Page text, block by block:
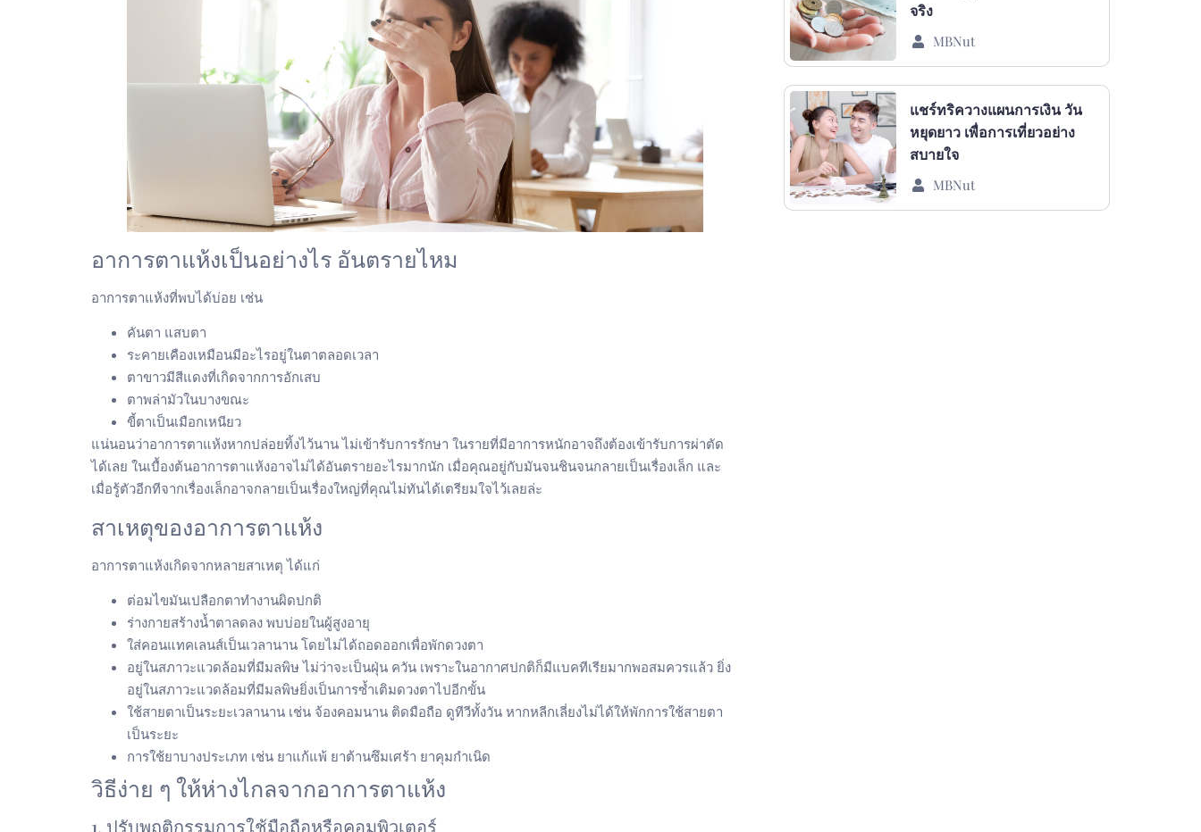
อาการตาแห้งเป็นอย่างไร อันตรายไหม
อาการตาแห้งที่พบได้บ่อย เช่น
คันตา แสบตา
ระคายเคืองเหมือนมีอะไรอยู่ในตาตลอดเวลา
ตาขาวมีสีแดงที่เกิดจากการอักเสบ
ตาพล่ามัวในบางขณะ
ขี้ตาเป็นเมือกเหนียว
แน่นอนว่าอาการตาแห้งหากปล่อยทิ้งไว้นาน ไม่เข้ารับการรักษา ในรายที่มีอาการหนักอาจถึงต้องเข้ารับการผ่าตัด
ได้เลย ในเบื้องต้นอาการตาแห้งอาจไม่ได้อันตรายอะไรมากนัก เมื่อคุณอยู่กับมันจนชินจนกลายเป็นเรื่องเล็ก และ
เมื่อรู้ตัวอีกทีจากเรื่องเล็กอาจกลายเป็นเรื่องใหญ่ที่คุณไม่ทันได้เตรียมใจไว้เลยล่ะ
สาเหตุของอาการตาแห้ง
อาการตาแห้งเกิดจากหลายสาเหตุ ได้แก่
ต่อมไขมันเปลือกตาทำงานผิดปกติ
ร่างกายสร้างน้ำตาลดลง พบบ่อยในผู้สูงอายุ
ใส่คอนแทคเลนส์เป็นเวลานาน โดยไม่ได้ถอดออกเพื่อพักดวงตา
อยู่ในสภาวะแวดล้อมที่มีมลพิษ ไม่ว่าจะเป็นฝุ่น ควัน เพราะในอากาศปกติก็มีแบคทีเรียมากพอสมควรแล้ว ยิ่ง
อยู่ในสภาวะแวดล้อมที่มีมลพิษยิ่งเป็นการซ้ำเติมดวงตาไปอีกขั้น
ใช้สายตาเป็นระยะเวลานาน เช่น จ้องคอมนาน ติดมือถือ ดูทีวีทั้งวัน หากหลีกเลี่ยงไม่ได้ให้พักการใช้สายตา
เป็นระยะ
การใช้ยาบางประเภท เช่น ยาแก้แพ้ ยาต้านซึมเศร้า ยาคุมกำเนิด
วิธีง่าย ๆ ให้ห่างไกลจากอาการตาแห้ง
1. ปรับพฤติกรรมการใช้มือถือหรือคอมพิวเตอร์
จริง
MBNut
แชร์ทริควางแผนการเงิน วัน
หยุดยาว เพื่อการเที่ยวอย่าง
สบายใจ
MBNut